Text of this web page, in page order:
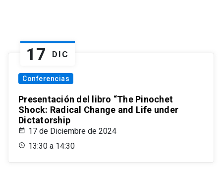
17 DIC
Conferencias
Presentación del libro “The Pinochet
Shock: Radical Change and Life under
Dictatorship
17 de Diciembre de 2024
13:30 a 14:30